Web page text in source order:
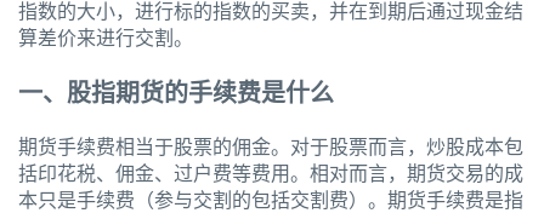
指数的大小，进行标的指数的买卖，并在到期后通过现金结
算差价来进行交割。
一、股指期货的手续费是什么
期货手续费相当于股票的佣金。对于股票而言，炒股成本包
括印花税、佣金、过户费等费用。相对而言，期货交易的成
本只是手续费（参与交割的包括交割费）。期货手续费是指